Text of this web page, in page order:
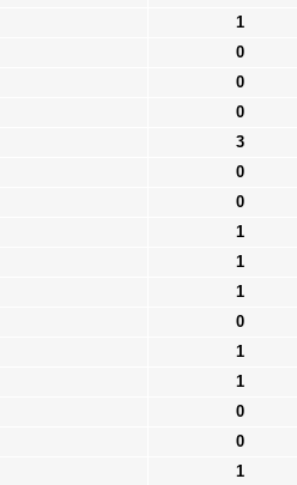
1
0
0
0
3
0
0
1
1
1
0
1
1
0
0
1